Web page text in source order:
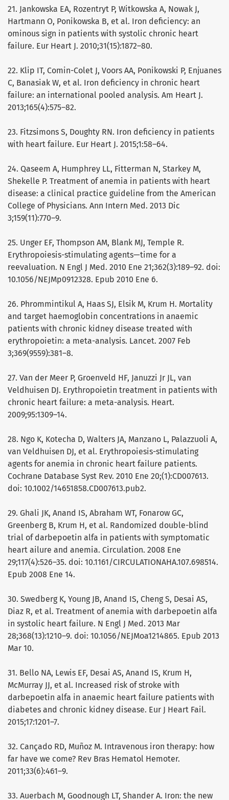
21. Jankowska EA, Rozentryt P, Witkowska A, Nowak J,
Hartmann O, Ponikowska B, et al. Iron deficiency: an
ominous sign in patients with systolic chronic heart
failure. Eur Heart J. 2010;31(15):1872–80.
22. Klip IT, Comin-Colet J, Voors AA, Ponikowski P, Enjuanes
C, Banasiak W, et al. Iron deficiency in chronic heart
failure: an international pooled analysis. Am Heart J.
2013;165(4):575–82.
23. Fitzsimons S, Doughty RN. Iron deficiency in patients
with heart failure. Eur Heart J. 2015;1:58–64.
24. Qaseem A, Humphrey LL, Fitterman N, Starkey M,
Shekelle P. Treatment of anemia in patients with heart
disease: a clinical practice guideline from the American
College of Physicians. Ann Intern Med. 2013 Dic
3;159(11):770–9.
25. Unger EF, Thompson AM, Blank MJ, Temple R.
Erythropoiesis-stimulating agents—time for a
reevaluation. N Engl J Med. 2010 Ene 21;362(3):189–92. doi:
10.1056/NEJMp0912328. Epub 2010 Ene 6.
26. Phrommintikul A, Haas SJ, Elsik M, Krum H. Mortality
and target haemoglobin concentrations in anaemic
patients with chronic kidney disease treated with
erythropoietin: a meta-analysis. Lancet. 2007 Feb
3;369(9559):381–8.
27. Van der Meer P, Groenveld HF, Januzzi Jr JL, van
Veldhuisen DJ. Erythropoietin treatment in patients with
chronic heart failure: a meta-analysis. Heart.
2009;95:1309–14.
28. Ngo K, Kotecha D, Walters JA, Manzano L, Palazzuoli A,
van Veldhuisen DJ, et al. Erythropoiesis-stimulating
agents for anemia in chronic heart failure patients.
Cochrane Database Syst Rev. 2010 Ene 20;(1):CD007613.
doi: 10.1002/14651858.CD007613.pub2.
29. Ghali JK, Anand IS, Abraham WT, Fonarow GC,
Greenberg B, Krum H, et al. Randomized double-blind
trial of darbepoetin alfa in patients with symptomatic
heart ailure and anemia. Circulation. 2008 Ene
29;117(4):526–35. doi: 10.1161/CIRCULATIONAHA.107.698514.
Epub 2008 Ene 14.
30. Swedberg K, Young JB, Anand IS, Cheng S, Desai AS,
Diaz R, et al. Treatment of anemia with darbepoetin alfa
in systolic heart failure. N Engl J Med. 2013 Mar
28;368(13):1210–9. doi: 10.1056/NEJMoa1214865. Epub 2013
Mar 10.
31. Bello NA, Lewis EF, Desai AS, Anand IS, Krum H,
McMurray JJ, et al. Increased risk of stroke with
darbepoetin alfa in anaemic heart failure patients with
diabetes and chronic kidney disease. Eur J Heart Fail.
2015;17:1201–7.
32. Cançado RD, Muñoz M. Intravenous iron therapy: how
far have we come? Rev Bras Hematol Hemoter.
2011;33(6):461–9.
33. Auerbach M, Goodnough LT, Shander A. Iron: the new